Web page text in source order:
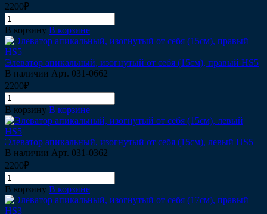
2200₽
В корзину В корзине
Элеватор апикальный, изогнутый от себя (15см), правый HS5
В наличии Арт. 031-0662
2200₽
В корзину В корзине
Элеватор апикальный, изогнутый от себя (15см), левый HS5
В наличии Арт. 031-0362
2200₽
В корзину В корзине